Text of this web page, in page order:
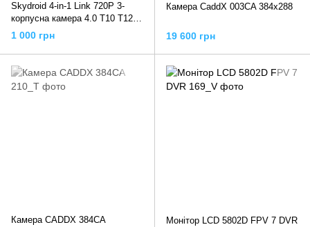
Skydroid 4-in-1 Link 720P 3-
корпусна камера 4.0 T10 T12
H12 зі світлодіодним
підсвічуванням і передачею
даних і зображення,
інтегрована FPV
1 000 грн
Камера CaddX 003CA 384x288
19 600 грн
Камера CADDX 384СА Монітор LCD 5802D FPV 7 DVR